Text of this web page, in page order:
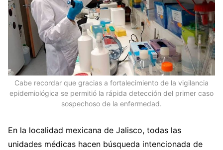
Cabe recordar que gracias a fortalecimiento de la vigilancia
epidemiológica se permitió la rápida detección del primer caso
sospechoso de la enfermedad.
En la localidad mexicana de Jalisco, todas las
unidades médicas hacen búsqueda intencionada de